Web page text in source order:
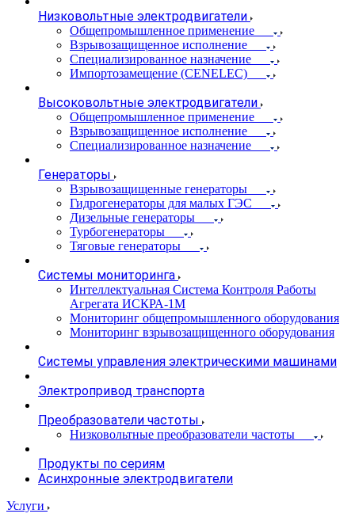
Низковольтные электродвигатели
Общепромышленное применение
Взрывозащищенное исполнение
Специализированное назначение
Импортозамещение (CENELEC)
Высоковольтные электродвигатели
Общепромышленное применение
Взрывозащищенное исполнение
Специализированное назначение
Генераторы
Взрывозащищенные генераторы
Гидрогенераторы для малых ГЭС
Дизельные генераторы
Турбогенераторы
Тяговые генераторы
Системы мониторинга
Интеллектуальная Система Контроля Работы
Агрегата ИСКРА-1М
Мониторинг общепромышленного оборудования
Мониторинг взрывозащищенного оборудования
Системы управления электрическими машинами
Электропривод транспорта
Преобразователи частоты
Низковольтные преобразователи частоты
Продукты по сериям
Асинхронные электродвигатели
Услуги